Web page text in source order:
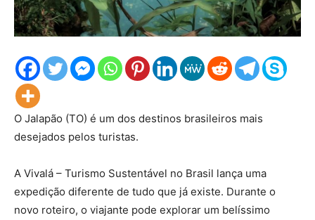
O Jalapão (TO) é um dos destinos brasileiros mais
desejados pelos turistas.
A Vivalá – Turismo Sustentável no Brasil lança uma
expedição diferente de tudo que já existe. Durante o
novo roteiro, o viajante pode explorar um belíssimo